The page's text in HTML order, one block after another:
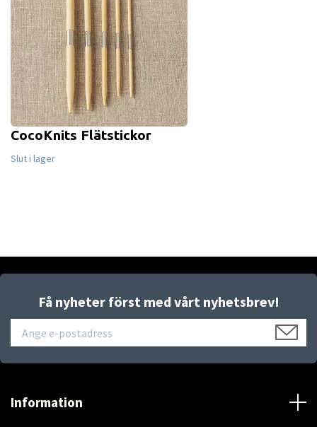
CocoKnits Flätstickor
Slut i lager
Få nyheter först med vårt nyhetsbrev!
Information